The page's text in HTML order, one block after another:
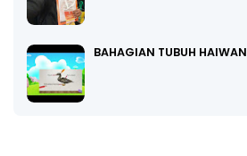
BAHAGIAN TUBUH HAIWAN